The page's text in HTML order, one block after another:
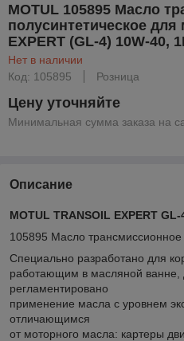
MOTUL 105895 Масло
полусинтетическое
EXPERT (GL-4) 10W-40,
Нет в наличии
Код: 105895
Розница
Цену уточняйте
Минимальная сумма заказа на
Описание
MOTUL TRANSOIL EXPERT GL-
105895 Масло трансмиссионное
Специально разработано для
работающим в масляной ванне,
регламентировано
применение масла с уровнем
отличающимся
от моторного масла: картеры